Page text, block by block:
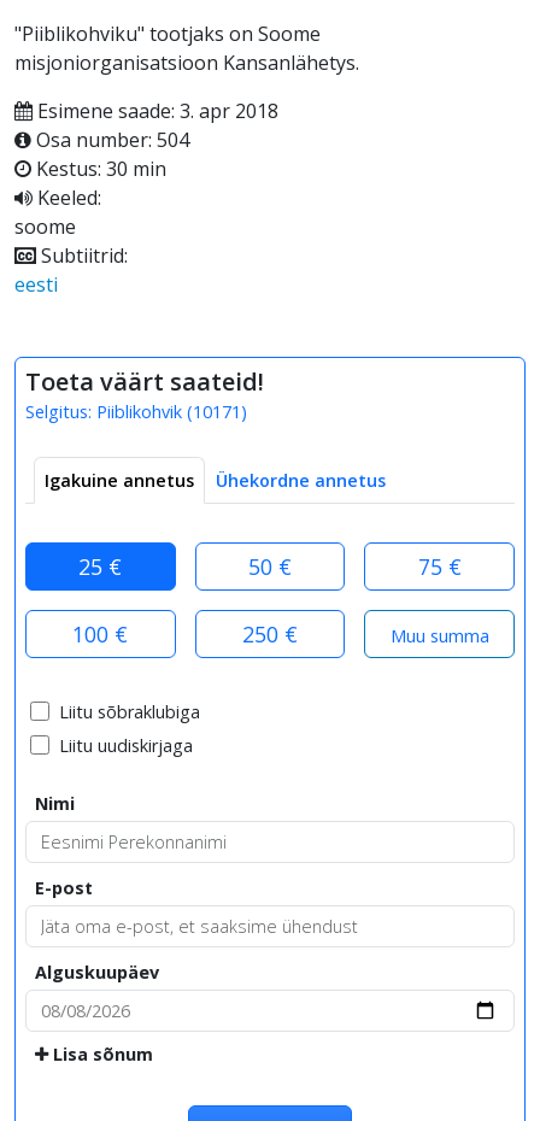
"Piiblikohviku" tootjaks on Soome
misjoniorganisatsioon Kansanlähetys.
Esimene saade: 3. apr 2018
Osa number: 504
Kestus: 30 min
Keeled:
soome
Subtiitrid:
eesti
Toeta väärt saateid!
Selgitus: Piiblikohvik (10171 )
Igakuine annetus Ühekordne annetus
25 € 50 € 75 €
100 € 250 €
Liitu sõbraklubiga
Liitu uudiskirjaga
Nimi
E-post
Alguskuupäev
Lisa sõnum